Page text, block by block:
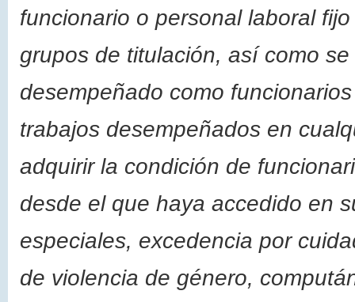
funcionario o personal laboral
grupos de titulación, así como
desempeñado como
trabajos desempeñados en
adquirir la condición de
desde el que haya accedido en
especiales, excedencia por
de violencia de género,